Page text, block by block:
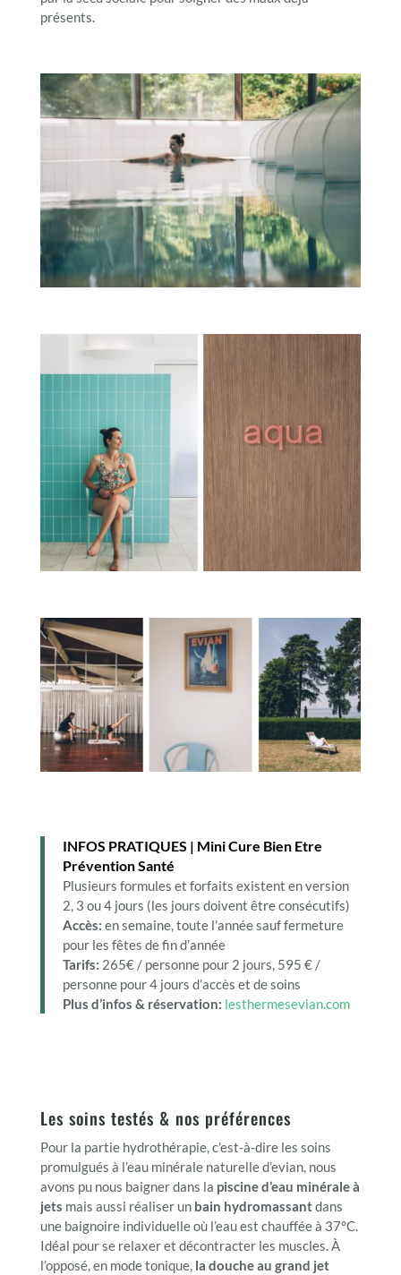
présents.
INFOS PRATIQUES | Mini Cure Bien Etre
Prévention Santé
Plusieurs formules et forfaits existent en version
2, 3 ou 4 jours (les jours doivent être consécutifs)
Accès: en semaine, toute l’année sauf fermeture
pour les fêtes de fin d’année
Tarifs: 265€ / personne pour 2 jours, 595 € /
personne pour 4 jours d’accès et de soins
Plus d’infos & réservation: lesthermesevian.com
Les soins testés & nos préférences
Pour la partie hydrothérapie, c’est-à-dire les soins
promulgués à l’eau minérale naturelle d’evian, nous
avons pu nous baigner dans la piscine d’eau minérale à
jets mais aussi réaliser un bain hydromassantdans
une baignoire individuelle où l’eau est chauffée à 37°C.
Idéal pour se relaxer et décontracter les muscles. À
l’opposé, en mode tonique,la douche au grand jet